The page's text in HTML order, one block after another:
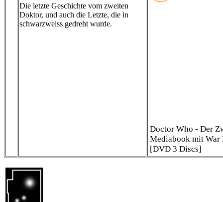
Die letzte Geschichte vom zweiten
Doktor, und auch die Letzte, die in
schwarzweiss gedreht wurde.
Doctor Who - Der
Mediabook mit War
[DVD 3 Discs]